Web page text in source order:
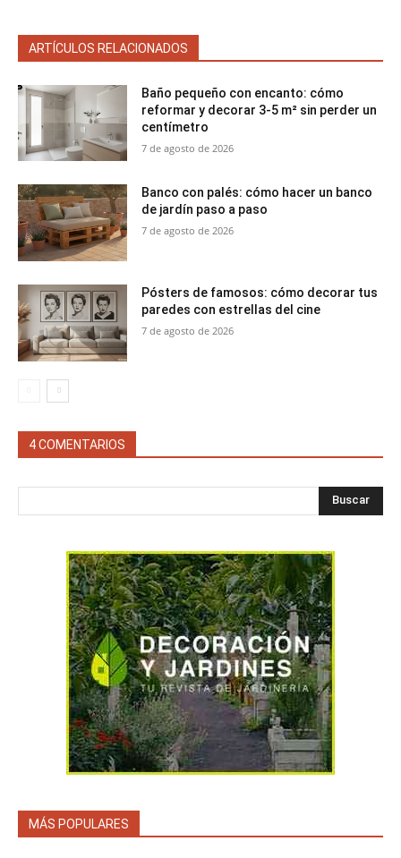
ARTÍCULOS RELACIONADOS
Baño pequeño con encanto: cómo
reformar y decorar 3-5 m² sin perder un
centímetro
7 de agosto de 2026
Banco con palés: cómo hacer un banco
de jardín paso a paso
7 de agosto de 2026
Pósters de famosos: cómo decorar tus
paredes con estrellas del cine
7 de agosto de 2026
4 COMENTARIOS
Buscar
MÁS POPULARES